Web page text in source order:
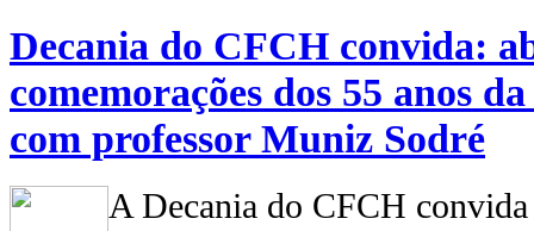
Decania do CFCH convida:
comemorações dos 55 anos
com professor Muniz Sodré
A Decania do CFCH